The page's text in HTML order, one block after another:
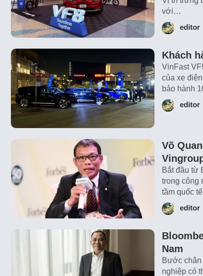
với…
editor
Khách
VinFast
của xe
bảo hành
editor
Võ
Bắt đầu từ
trong công
tầm quốc
editor
Nam
Bước chân
nghiệp có